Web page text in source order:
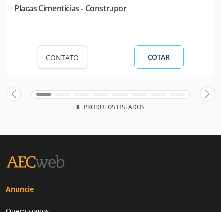
Placas Cimentícias - Construpor
CONTATO COTAR
8 PRODUTOS LISTADOS
Anuncie